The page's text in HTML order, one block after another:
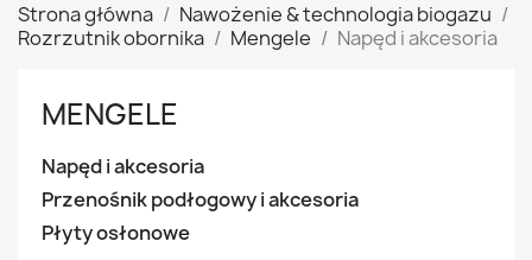
Strona główna
Nawożenie & technologia biogazu
Rozrzutnik obornika
Mengele Napęd i akcesoria
MENGELE
Napęd i akcesoria
Przenośnik podłogowy i akcesoria
Płyty osłonowe